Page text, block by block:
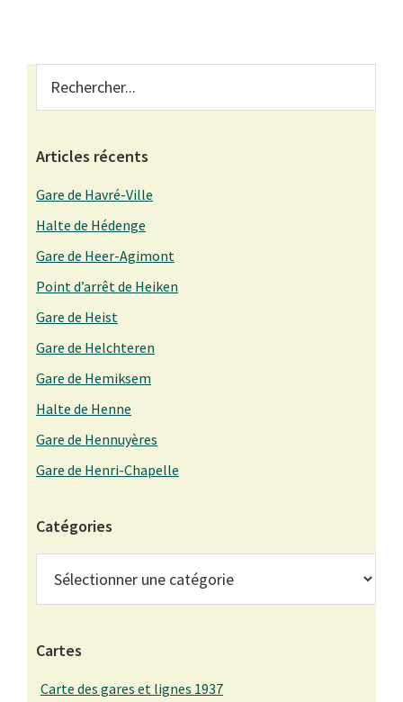
Primary
Sidebar
Articles récents
Gare de Havré-Ville
Halte de Hédenge
Gare de Heer-Agimont
Point d’arrêt de Heiken
Gare de Heist
Gare de Helchteren
Gare de Hemiksem
Halte de Henne
Gare de Hennuyères
Gare de Henri-Chapelle
Catégories
Cartes
Carte des gares et lignes 1937